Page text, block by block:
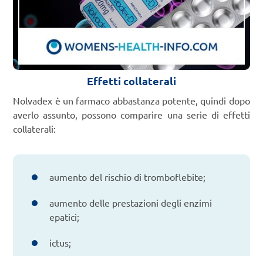
Effetti collaterali
Nolvadex è un farmaco abbastanza potente, quindi dopo
averlo assunto, possono comparire una serie di effetti
collaterali:
aumento del rischio di tromboflebite;
aumento delle prestazioni degli enzimi
epatici;
ictus;